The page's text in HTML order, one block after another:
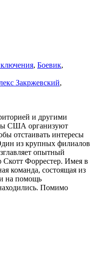
, Боевик,
Закржевский,
и другими
США организуют
отстаивать интересы
из крупных филиалов
опытный
Скотт Форрестер. Имея в
команда, состоящая из
на помощь
Помимо